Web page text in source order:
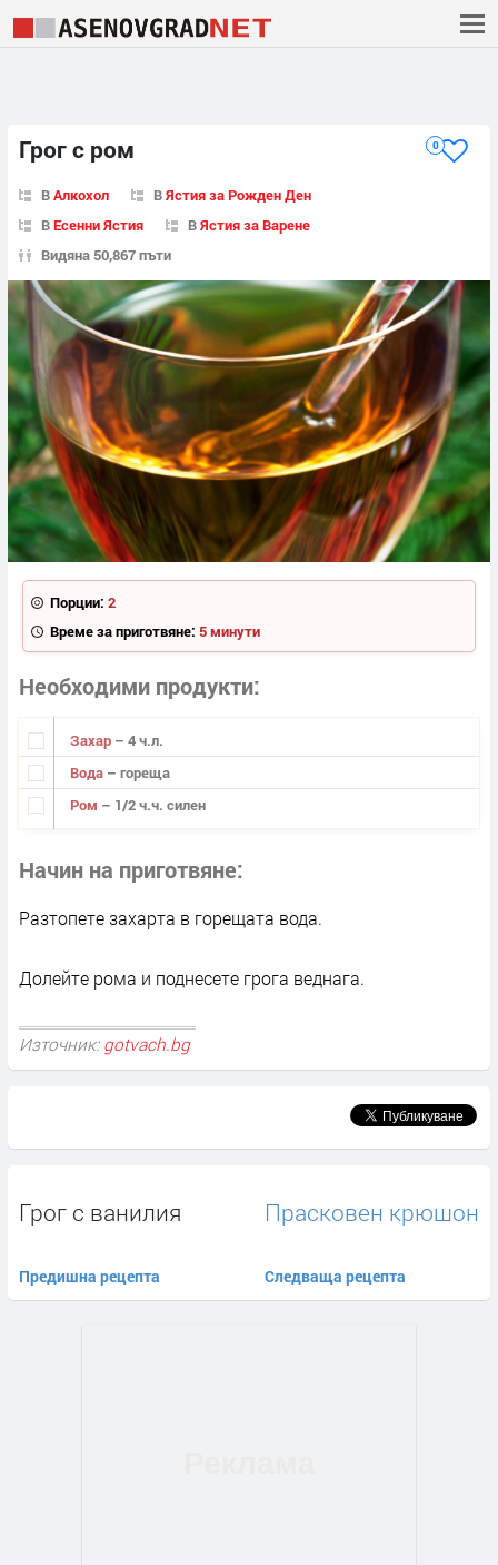
Грог с ром 0
ВАлкохол ВЯстия за Рожден Ден
ВЕсенни Ястия ВЯстия за Варене
Видяна 50,867 пъти
Порции: 2
Време за приготвяне: 5 минути
Необходими продукти
Захар – 4 ч.л.
Вода – гореща
Ром – 1/2 ч.ч. силен
Начин на приготвяне
Разтопете захарта в горещата вода.
Долейте рома и поднесете грога веднага.
Източник: gotvach.bg
Грог с ванилия
Предишна рецепта
Прасковен крюшон
Следваща рецепта